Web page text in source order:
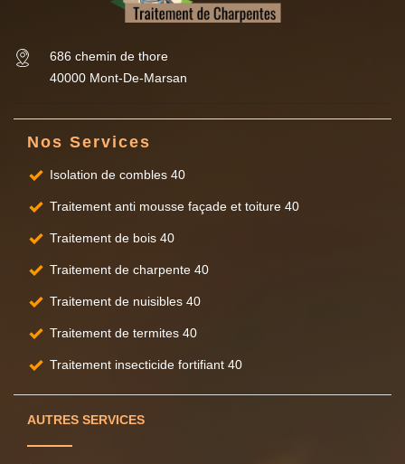
686 chemin de thore
40000 Mont-De-Marsan
Nos Services
Isolation de combles 40
Traitement anti mousse façade et toiture 40
Traitement de bois 40
Traitement de charpente 40
Traitement de nuisibles 40
Traitement de termites 40
Traitement insecticide fortifiant 40
AUTRES SERVICES